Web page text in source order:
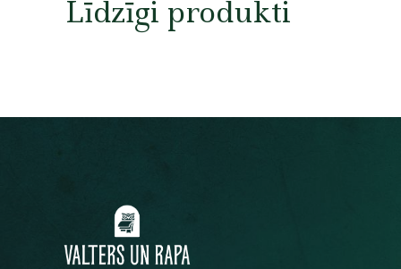
Līdzīgi produkti